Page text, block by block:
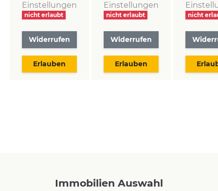
Einstellungen
nicht erlaubt
Widerrufen
Erlauben
Einstellungen
nicht erlaubt
Widerrufen
Erlauben
nicht
Immobilien Auswahl